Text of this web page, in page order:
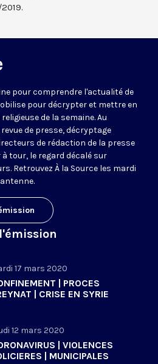
pour comprendre l'actualité de
pour décrypter et mettre en
de la semaine. Au
de presse, décryptage
de rédaction de la presse
tour, le regard décalé sur
Retrouvez À la Source les mardi
17 mars 2020
| PROCES
| CRISE EN SYRIE
12 mars 2020
| VIOLENCES
| MUNICIPALES